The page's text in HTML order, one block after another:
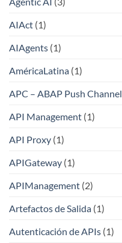
AIAct (1)
AIAgents (1)
AméricaLatina (1)
APC – ABAP Push Channel
API Management (1)
API Proxy (1)
APIGateway (1)
APIManagement (2)
Artefactos de Salida (1)
Autenticación de APIs (1)